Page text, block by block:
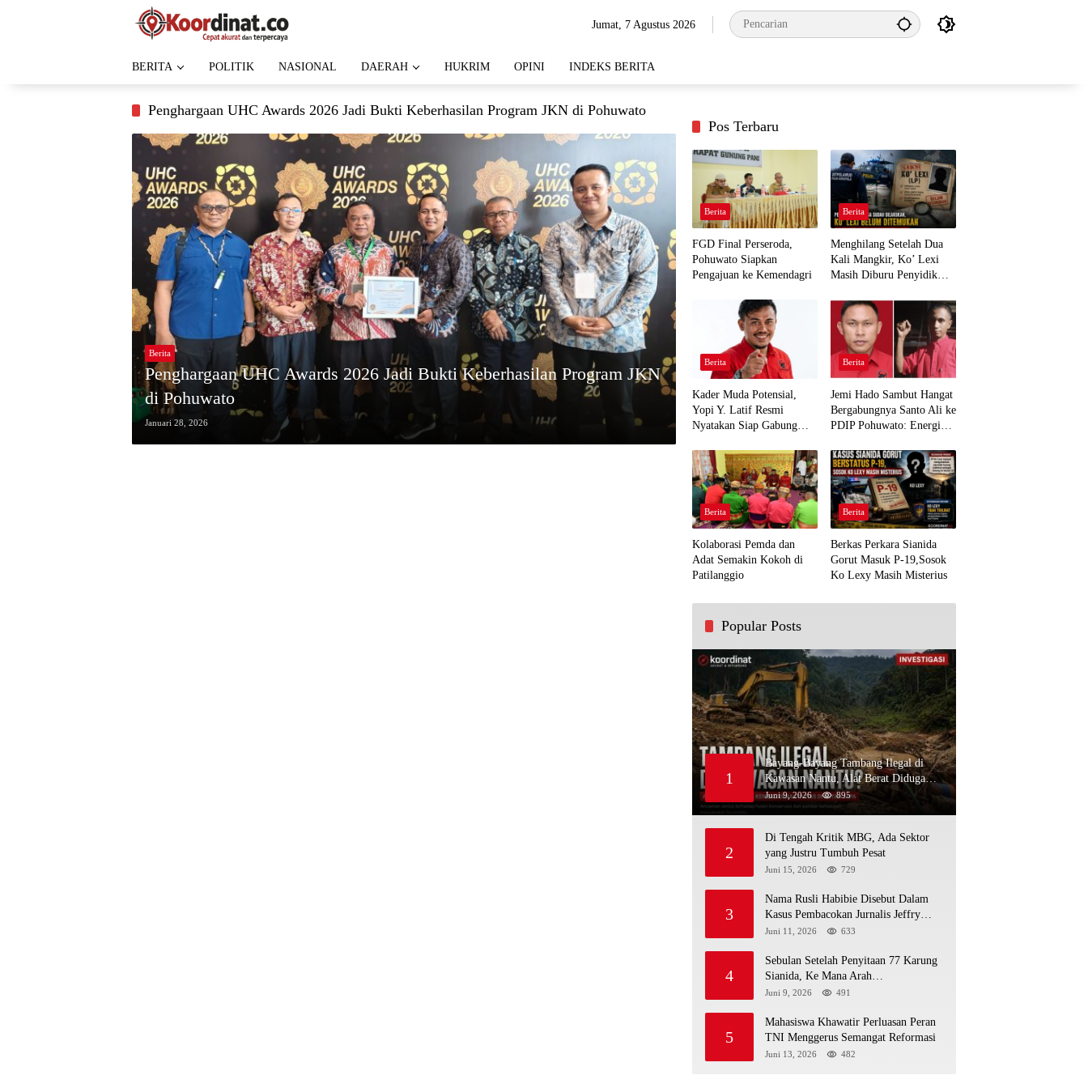
Jumat, 7 Agustus 2026
BERITA POLITIK NASIONAL DAERAH HUKRIM OPINI INDEKS BERITA
Penghargaan UHC Awards 2026 Jadi Bukti Keberhasilan Program JKN di Pohuwato
Berita
Penghargaan UHC Awards 2026 Jadi Bukti Keberhasilan Program JKN
di Pohuwato
Januari 28, 2026
Pos Terbaru
Berita
FGD Final Perseroda,
Pohuwato Siapkan
Pengajuan ke Kemendagri
Berita
Menghilang Setelah Dua
Kali Mangkir, Ko’ Lexi
Masih Diburu Penyidik
Berita
Kader Muda Potensial,
Yopi Y. Latif Resmi
Nyatakan Siap Gabung
Demi Kawal Aspirasi Bumi
Panua
Berita
Jemi Hado Sambut Hangat
Bergabungnya Santo Ali ke
PDIP Pohuwato: Energi
Rakyat
Berita
Kolaborasi Pemda dan
Adat Semakin Kokoh di
Patilanggio
Berita
Berkas Perkara Sianida
Gorut Masuk P-19,Sosok
Ko Lexy Masih Misterius
Popular Posts
1
Bayang-Bayang Tambang Ilegal di
Kawasan Nantu, Alat Berat Diduga
Kembali Menembus Hutan Sapa
Juni 9, 2026 895
2
Di Tengah Kritik MBG, Ada Sektor
yang Justru Tumbuh Pesat
Juni 15, 2026 729
3
Nama Rusli Habibie Disebut Dalam
Kasus Pembacokan Jurnalis Jeffry
Rumampuk
Juni 11, 2026 633
4
Sebulan Setelah Penyitaan 77 Karung
Sianida, Ke Mana Arah
Penyidikannya?
Juni 9, 2026 491
5
Mahasiswa Khawatir Perluasan Peran
TNI Menggerus Semangat Reformasi
Juni 13, 2026 482